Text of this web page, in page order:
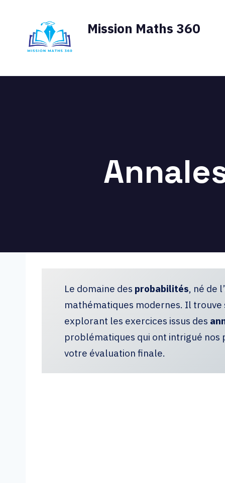
contenu
Mission Maths 360
Le domaine des probabilités, né de
mathématiques modernes. Il trouve
explorant les exercices issus des
problématiques qui ont intrigué
votre évaluation finale.